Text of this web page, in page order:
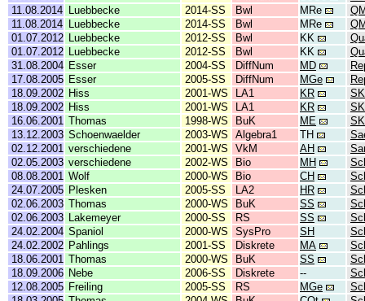
11.08.2014
Luebbecke 2014-SS Bwl MRe
11.08.2014
Luebbecke 2014-SS Bwl MRe
01.07.2012
Luebbecke 2012-SS Bwl KK
01.07.2012
Luebbecke 2012-SS Bwl KK
31.08.2004 Esser 2004-SS DiffNum MD
17.08.2005 Esser 2005-SS DiffNum MGe
18.09.2002 Hiss 2001-WS LA1 KR
18.09.2002 Hiss 2001-WS LA1 KR
16.06.2001 Thomas 1998-WS BuK ME
13.12.2003 Schoenwaelder 2003-WS Algebra1 TH
02.12.2001 verschiedene 2001-WS VkM AH
02.05.2003 verschiedene 2002-WS Bio MH
08.08.2001 Wolf 2000-WS Bio CH
24.07.2005 Plesken 2005-SS LA2 HR
02.06.2003 Thomas 2000-WS BuK SS
02.06.2003
Lakemeyer 2000-SS RS SS
24.02.2004 Spaniol 2000-WS SysPro SH
24.02.2002 Pahlings 2001-SS Diskrete MA
18.06.2001 Thomas 2000-WS BuK SS
18.09.2006 Nebe 2006-SS Diskrete --
12.08.2005 Freiling 2005-SS RS MGe